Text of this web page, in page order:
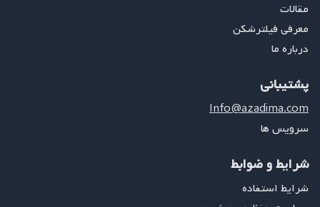
مقالات
معرفی فیلترشکن
درباره ما
پشتیبانی
Info@azadima.com
سرویس ها
شرایط و ضوابط
شرایط استفاده